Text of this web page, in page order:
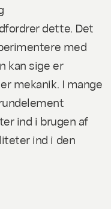
dette. Det
med
kan sige er
mekanik. I mange
ind i brugen af
ind i den